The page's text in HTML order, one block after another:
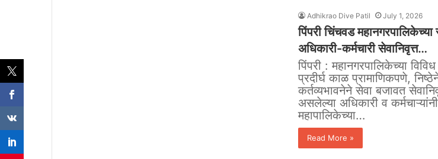
Adhikrao Dive Patil July 1, 2026
पिंपरी चिंचवड
अधिकारी-कर्मचारी सेवानिवृत्त…
पिंपरी : महानगरपालिकेच्या विविध
प्रदीर्घ काळ प्रामाणिकपणे,
कर्तव्यभावनेने सेवा बजावत
असलेल्या अधिकारी व कर्मचाऱ्यांनी
महापालिकेच्या…
Read More »